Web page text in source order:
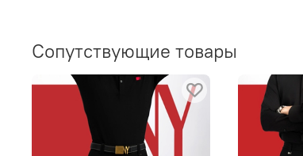
Сопутствующие товары